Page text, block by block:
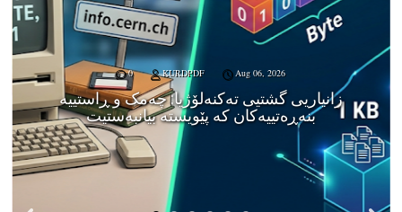
0 KURDPDF Aug 06, 2026
زانیاریی گشتیی تەکنەلۆژیا: چەمک و ڕاستییە
بنەڕەتییەکان کە پێویستە بیانبەستیت